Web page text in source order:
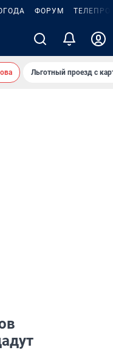
ФОРУМ
Льготный проезд с